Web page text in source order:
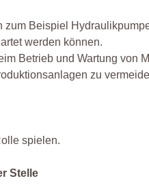
zum Beispiel
werden können.
Betrieb und Wartung von
zu
spielen.
Stelle